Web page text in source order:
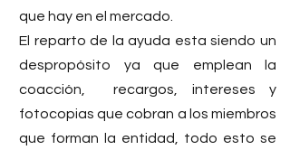
que hay en el mercado.
El reparto de la ayuda esta siendo un
despropósito ya que emplean la
coacción,  recargos, intereses y
fotocopias que cobran a los miembros
que forman la entidad, todo esto se